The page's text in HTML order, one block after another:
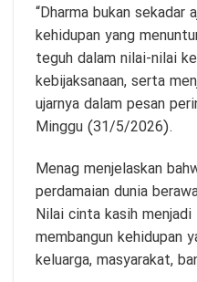
“Dharma bukan sekadar
kehidupan yang
teguh dalam nilai-nilai
kebijaksanaan, serta
ujarnya dalam pesan
Minggu (31/5/2026).
Menag menjelaskan
perdamaian dunia
Nilai cinta kasih
membangun kehidupan
keluarga, masyarakat,